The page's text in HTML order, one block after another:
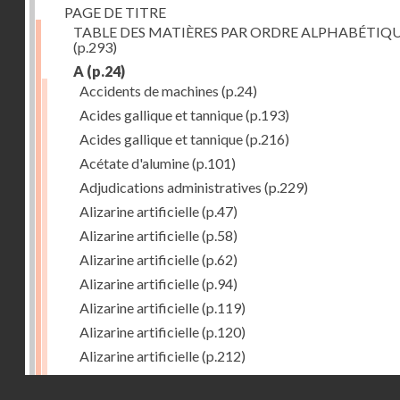
PAGE DE TITRE
TABLE DES MATIÈRES PAR ORDRE
(p.293)
A (p.24)
Accidents de machines (p.24)
Acides gallique et tannique(p.193)
Acides gallique et tannique(p.216)
Acétate d'alumine(p.101)
Adjudications administratives (p.229)
Alizarine artificielle(p.47)
Alizarine artificielle(p.58)
Alizarine artificielle(p.62)
Alizarine artificielle(p.94)
Alizarine artificielle(p.119)
Alizarine artificielle(p.120)
Alizarine artificielle(p.212)
Alizarine artificielle(p.256)